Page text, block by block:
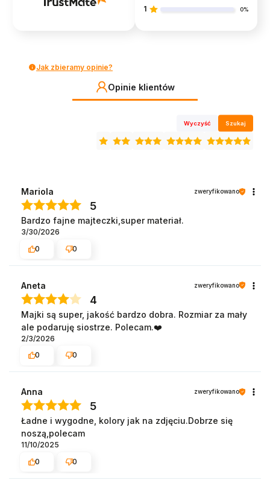
1 0%
Jak zbieramy opinie?
Opinie klientów
Wyczyść Szukaj
Mariola zweryfikowano
5
Bardzo fajne majteczki,super materiał.
3/30/2026
0
0
Aneta zweryfikowano
4
Majki są super, jakość bardzo dobra. Rozmiar za mały
ale podaruję siostrze. Polecam.❤️
2/3/2026
0
0
Anna zweryfikowano
5
Ładne i wygodne, kolory jak na zdjęciu.Dobrze się
noszą,polecam
11/10/2025
0
0